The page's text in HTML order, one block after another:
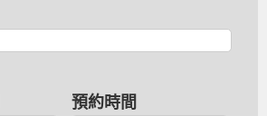
預約時間